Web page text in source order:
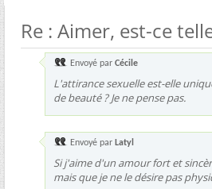
Re : Aimer, est-ce
Envoyé par Cécile
L'attirance sexuelle est-elle
de beauté ? Je ne pense pas.
Envoyé par Latyl
Si j'aime d'un amour fort et
mais que je ne le désire pas